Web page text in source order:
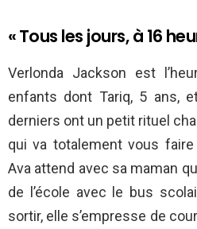
« Tous les jours, à 16
Verlonda Jackson est
enfants dont Tariq, 5 ans,
derniers ont un petit rituel
qui va totalement vous
Ava attend avec sa maman
de l’école avec le bus
sortir, elle s’empresse de